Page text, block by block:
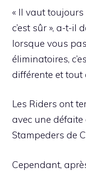
« Il vaut
c’est sûr », a-t-il
lorsque vous
éliminatoires,
différente et tout
Les Riders ont
avec une défaite
Stampeders de
Cependant,